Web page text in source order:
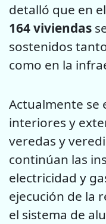
detalló que en
164 viviendas
sostenidos
como en la
Actualmente se
interiores y
veredas y
continúan las
electricidad y
ejecución de la
el sistema de